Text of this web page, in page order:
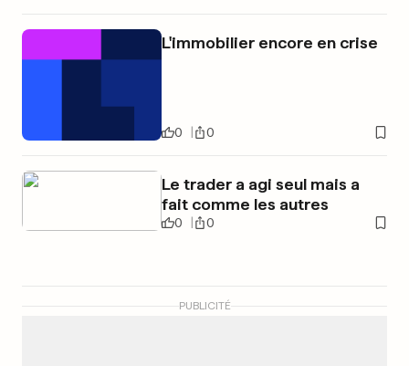
L'immobilier encore en crise
0 0
Le trader a agi seul mais a
fait comme les autres
0 0
PUBLICITÉ